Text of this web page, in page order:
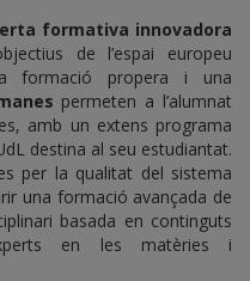
formativa innovadora
de l’espai europeu
formació propera i una
permeten a l’alumnat
amb un extens programa
destina al seu estudiantat.
per la qualitat del sistema
una formació avançada de
basada en continguts
en les matèries i